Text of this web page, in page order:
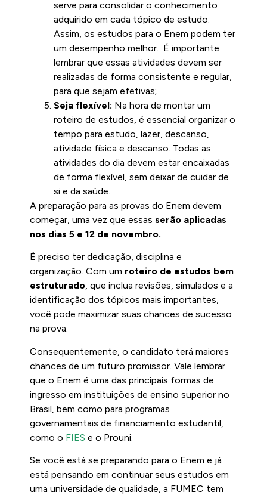
serve para consolidar o conhecimento
adquirido em cada tópico de estudo.
Assim, os estudos para o Enem podem ter
um desempenho melhor. É importante
lembrar que essas atividades devem ser
realizadas de forma consistente e regular,
para que sejam efetivas;
Seja flexível: Na hora de montar um
roteiro de estudos, é essencial organizar o
tempo para estudo, lazer, descanso,
atividade física e descanso. Todas as
atividades do dia devem estar encaixadas
de forma flexível, sem deixar de cuidar de
si e da saúde.
A preparação para as provas do Enem devem
começar, uma vez que essas serão aplicadas
nos dias 5 e 12 de novembro.
É preciso ter dedicação, disciplina e
organização. Com um roteiro de estudos bem
estruturado, que inclua revisões, simulados e a
identificação dos tópicos mais importantes,
você pode maximizar suas chances de sucesso
na prova.
Consequentemente, o candidato terá maiores
chances de um futuro promissor. Vale lembrar
que o Enem é uma das principais formas de
ingresso em instituições de ensino superior no
Brasil, bem como para programas
governamentais de financiamento estudantil,
como o FIES e o Prouni.
Se você está se preparando para o Enem e já
está pensando em continuar seus estudos em
uma universidade de qualidade, a FUMEC tem